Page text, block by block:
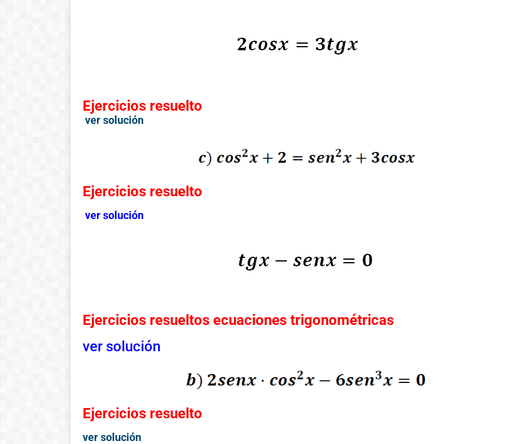
Ejercicios resuelto
ver solución
Ejercicios resuelto
ver solución
Ejercicios resueltos ecuaciones trigonométricas
ver solución
Ejercicios resuelto
ver solución
Historia de las
infinito
!Esto es la full! Notición
nuestro libro Historia de
las matemáticas de cero
al infinito. En la Casa 🏠
del Libro, tanto de
matemáticas
para todos
adquirir nuestro segundo
libro: Unas matemáticas